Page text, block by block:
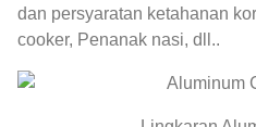
dan persyaratan ketahanan
cooker, Penanak nasi, dll..